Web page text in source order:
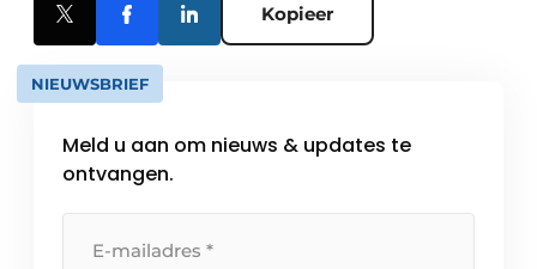
Kopieer
NIEUWSBRIEF
Meld u aan om nieuws & updates te
ontvangen.